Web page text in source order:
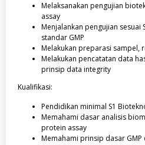
Melaksanakan pengujian
assay
Menjalankan pengujian sesuai
standar GMP
Melakukan preparasi sampel,
Melakukan pencatatan data
prinsip data integrity
Kualifikasi:
Pendidikan minimal S1
Memahami dasar analisis
protein assay
Memahami prinsip dasar GMP